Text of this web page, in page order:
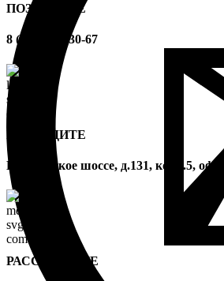
ПОЗВОНИТЕ
8 (499) 394-30-67
ПРИХОДИТЕ
Варшавское шоссе, д.131, корп.5, оф.24
РАССКАЖИТЕ